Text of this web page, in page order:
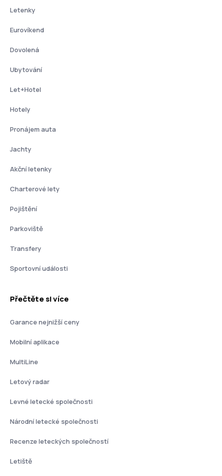
Letenky
Eurovíkend
Dovolená
Ubytování
Let+Hotel
Hotely
Pronájem auta
Jachty
Akční letenky
Charterové lety
Pojištění
Parkoviště
Transfery
Sportovní události
Přečtěte si více
Garance nejnižší ceny
Mobilní aplikace
MultiLine
Letový radar
Levné letecké společnosti
Národní letecké společnosti
Recenze leteckých společností
Letiště